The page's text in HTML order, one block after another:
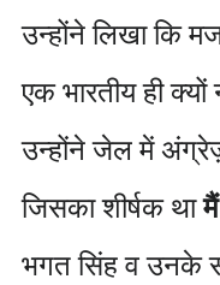
उन्होंने लिखा कि
एक भारतीय ही
उन्होंने जेल में
जिसका शीर्षक था
भगत सिंह व उनके